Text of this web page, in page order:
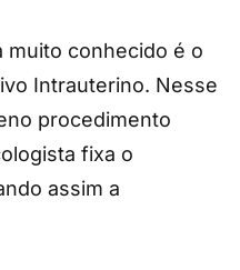
muito conhecido é o
Intrauterino. Nesse
procedimento
fixa o
assim a